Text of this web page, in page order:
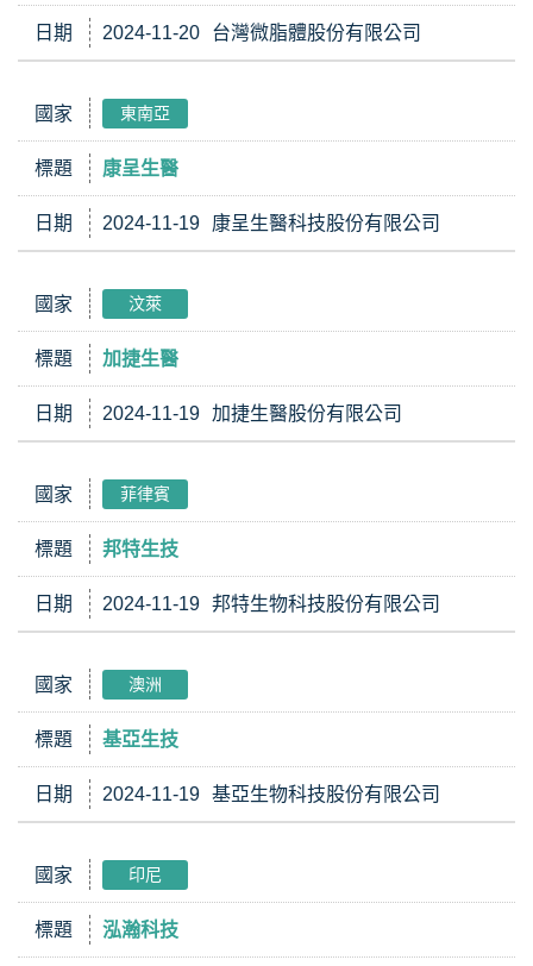
日期 2024-11-20 台灣微脂體股份有限公司
國家 東南亞
標題 康呈生醫
日期 2024-11-19 康呈生醫科技股份有限公司
國家 汶萊
標題 加捷生醫
日期 2024-11-19 加捷生醫股份有限公司
國家 菲律賓
標題 邦特生技
日期 2024-11-19 邦特生物科技股份有限公司
國家 澳洲
標題 基亞生技
日期 2024-11-19 基亞生物科技股份有限公司
國家 印尼
標題 泓瀚科技